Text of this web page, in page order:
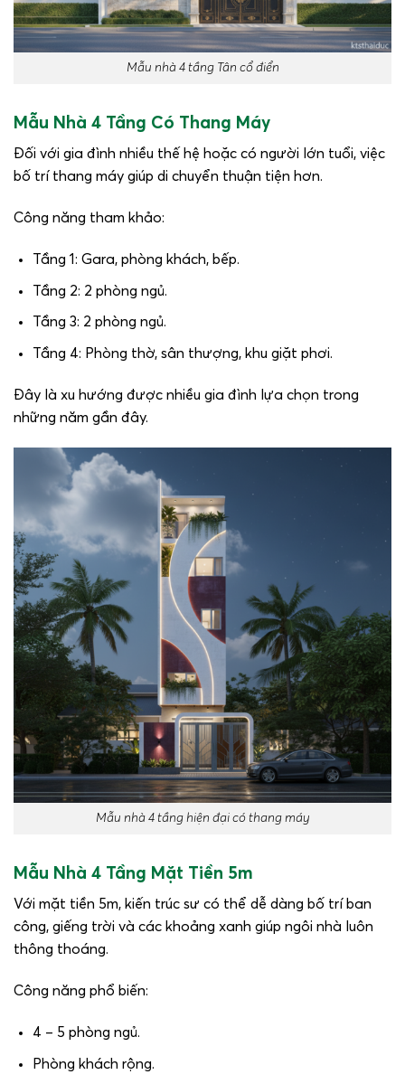
Mẫu nhà 4 tầng Tân cổ điển
Mẫu Nhà 4 Tầng Có Thang Máy
Đối với gia đình nhiều thế hệ hoặc có người lớn tuổi, việc
bố trí thang máy giúp di chuyển thuận tiện hơn.
Công năng tham khảo:
Tầng 1: Gara, phòng khách, bếp.
Tầng 2: 2 phòng ngủ.
Tầng 3: 2 phòng ngủ.
Tầng 4: Phòng thờ, sân thượng, khu giặt phơi.
Đây là xu hướng được nhiều gia đình lựa chọn trong
những năm gần đây.
Mẫu nhà 4 tầng hiện đại có thang máy
Mẫu Nhà 4 Tầng Mặt Tiền 5m
Với mặt tiền 5m, kiến trúc sư có thể dễ dàng bố trí ban
công, giếng trời và các khoảng xanh giúp ngôi nhà luôn
thông thoáng.
Công năng phổ biến:
4 – 5 phòng ngủ.
Phòng khách rộng.